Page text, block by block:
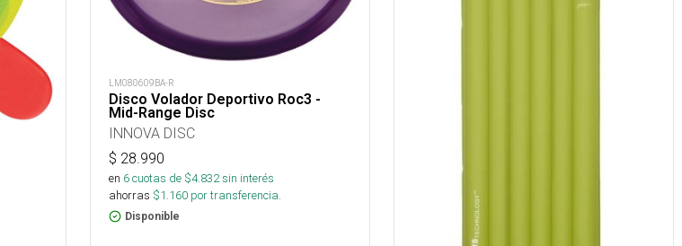
LM080609BA-R
Disco Volador Deportivo Roc3 -
Mid-Range Disc
INNOVA DISC
$ 28.990
en 6cuotas de $4.832sin interés
ahorras $1.160 por transferencia.
Disponible